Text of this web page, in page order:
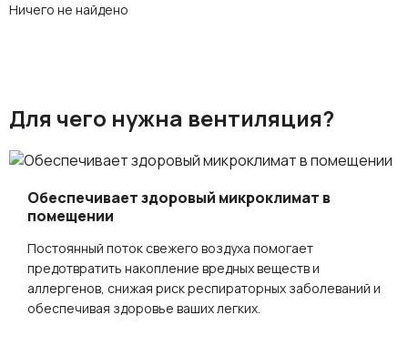
Ничего не найдено
Для чего нужна вентиляция?
Обеспечивает здоровый микроклимат в
помещении
Постоянный поток свежего воздуха помогает
предотвратить накопление вредных веществ и
аллергенов, снижая риск респираторных заболеваний и
обеспечивая здоровье ваших легких.